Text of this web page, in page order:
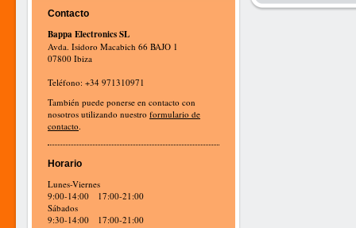
Contacto
Bappa Electronics SL
Avda. Isidoro Macabich 66 BAJO 1
07800 Ibiza
Teléfono: +34 971310971
También puede ponerse en contacto con
nosotros utilizando nuestro formulario de
contacto.
Horario
Lunes-Viernes
9:00-14:00 17:00-21:00
Sábados
9:30-14:00 17:00-21:00